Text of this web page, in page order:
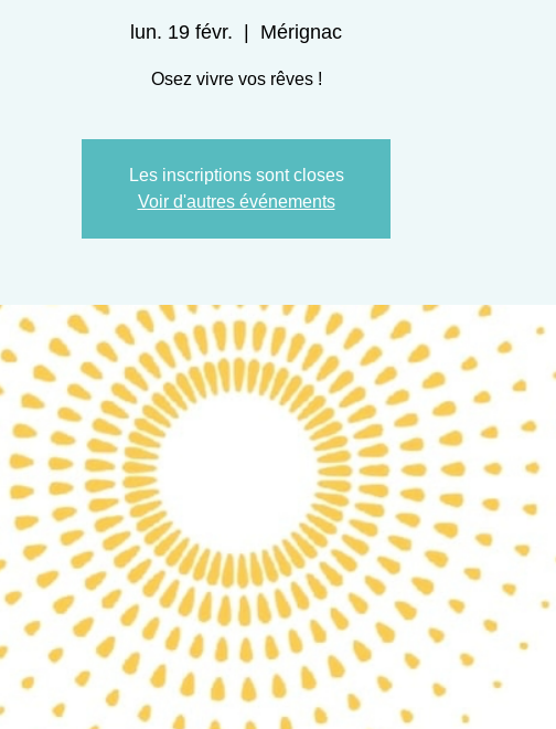
lun. 19 févr. Mérignac
Osez vivre vos rêves !
Les inscriptions sont closes
Voir d'autres événements